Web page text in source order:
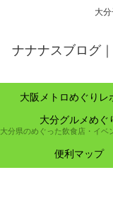
大
ナナナスブログ
大阪メトロめぐりレ
大分グルメめぐ
便利マップ